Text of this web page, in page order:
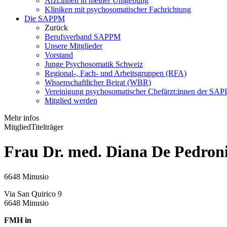
Kliniken mit psychosomatischer Fachrichtung
Die SAPPM
Zurück
Berufsverband SAPPM
Unsere Mitglieder
Vorstand
Junge Psychosomatik Schweiz
Regional-, Fach- und Arbeitsgruppen (RFA)
Wissenschaftlicher Beirat (WBR)
Vereinigung psychosomatischer Chefärzt:innen der
Mitglied werden
Mehr infos
MitgliedTitelträger
Frau Dr. med. Diana De
6648 Minusio
Via San Quirico 9
6648 Minusio
FMH in